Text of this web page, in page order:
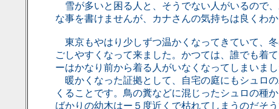
雪が多いと困る人と、そうでない人がいるので
な事を書けませんが、カナさんの気持ちは良くわか
東京もやはり少しずつ温かくなってきていて、
ごしやすくなって来ました。かつては、誰でも着
ーはかなり前から着る人がいなくなってしまいまし
暖かくなった証拠として、自宅の庭にもシュロ
くることです。鳥の糞などに混じったシュロの種
ばかりの幼木はー５度近くで枯れてしまうのだそ